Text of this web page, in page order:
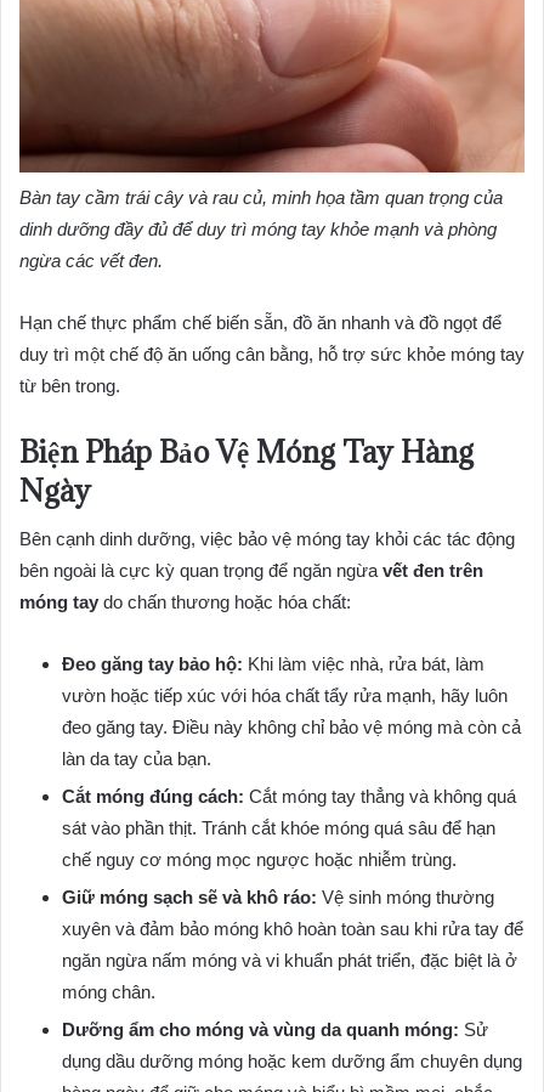
Bàn tay cầm trái cây và rau củ, minh họa tầm quan trọng của
dinh dưỡng đầy đủ để duy trì móng tay khỏe mạnh và phòng
ngừa các vết đen.
Hạn chế thực phẩm chế biến sẵn, đồ ăn nhanh và đồ ngọt để
duy trì một chế độ ăn uống cân bằng, hỗ trợ sức khỏe móng tay
từ bên trong.
Biện Pháp Bảo Vệ Móng Tay Hàng
Ngày
Bên cạnh dinh dưỡng, việc bảo vệ móng tay khỏi các tác động
bên ngoài là cực kỳ quan trọng để ngăn ngừa vết đen trên
móng tay do chấn thương hoặc hóa chất:
Đeo găng tay bảo hộ: Khi làm việc nhà, rửa bát, làm
vườn hoặc tiếp xúc với hóa chất tẩy rửa mạnh, hãy luôn
đeo găng tay. Điều này không chỉ bảo vệ móng mà còn cả
làn da tay của bạn.
Cắt móng đúng cách: Cắt móng tay thẳng và không quá
sát vào phần thịt. Tránh cắt khóe móng quá sâu để hạn
chế nguy cơ móng mọc ngược hoặc nhiễm trùng.
Giữ móng sạch sẽ và khô ráo: Vệ sinh móng thường
xuyên và đảm bảo móng khô hoàn toàn sau khi rửa tay để
ngăn ngừa nấm móng và vi khuẩn phát triển, đặc biệt là ở
móng chân.
Dưỡng ẩm cho móng và vùng da quanh móng: Sử
dụng dầu dưỡng móng hoặc kem dưỡng ẩm chuyên dụng